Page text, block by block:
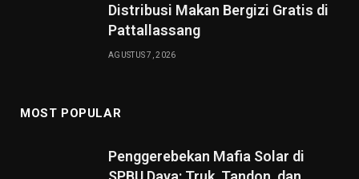
Distribusi Makan Bergizi Gratis di
Pattallassang
AGUSTUS 7, 2026
MOST POPULAR
Penggerebekan Mafia Solar di